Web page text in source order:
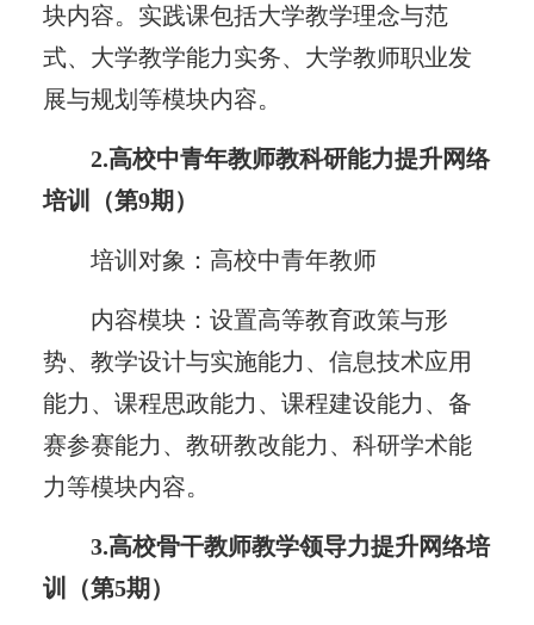
块内容。实践课包括大学教学理念与范
式、大学教学能力实务、大学教师职业发
展与规划等模块内容。
2.高校中青年教师教科研能力提升网络
培训（第9期）
培训对象：高校中青年教师
内容模块：设置高等教育政策与形
势、教学设计与实施能力、信息技术应用
能力、课程思政能力、课程建设能力、备
赛参赛能力、教研教改能力、科研学术能
力等模块内容。
3.高校骨干教师教学领导力提升网络培
训（第5期）